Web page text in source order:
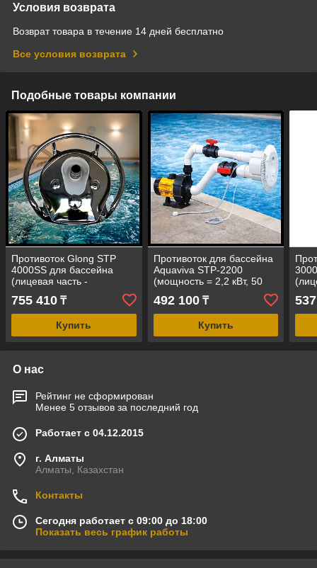
Условия возврата
Возврат товара в течение 14 дней бесплатно
Все условия возврата
Подобные товары компании
Противоток Glong STP
4000SS для бассейна
(лицевая часть -
нержавеющая сталь, 75
м3/ч, 4,0 кВт, 5,5 HP)
755 410 ₸
Купить
Противоток для бассейна
Aquaviva STP-2200
(мощность = 2,2 кВт, 50
м³/ч, 3,0 HP, под бетон
или под пленку)
492 100₸
Купить
м3/
О нас
Рейтинг не сформирован
Менее 5 отзывов за последний год
Работает с 04.12.2015
г. Алматы
Алматы, Казахстан
Контакты
Сегодня работает с 09:00 до 18:00
Показать весь график работы